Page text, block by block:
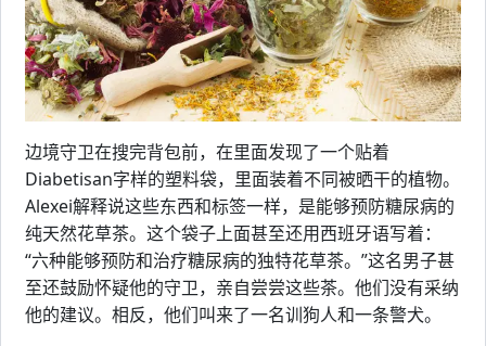
边境守卫在搜完背包前，在里面发现了一个贴着
Diabetisan字样的塑料袋，里面装着不同被晒干的植物。
Alexei解释说这些东西和标签一样，是能够预防糖尿病的
纯天然花草茶。这个袋子上面甚至还用西班牙语写着：
“六种能够预防和治疗糖尿病的独特花草茶。”这名男子甚
至还鼓励怀疑他的守卫，亲自尝尝这些茶。他们没有采纳
他的建议。相反，他们叫来了一名训狗人和一条警犬。